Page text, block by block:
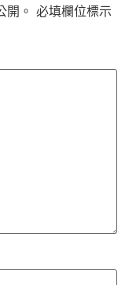
開。 必填欄位標示